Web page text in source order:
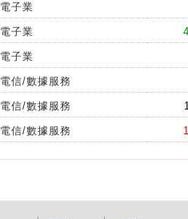
電子業
電子業
電子業
電信/數據服務
電信/數據服務
電信/數據服務